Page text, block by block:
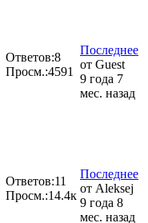
Ответов:8
Просм.:4591
Последнее
от Guest
9 года 7
мес. назад
Ответов:11
Просм.:14.4к
Последнее
от Aleksej
9 года 8
мес. назад